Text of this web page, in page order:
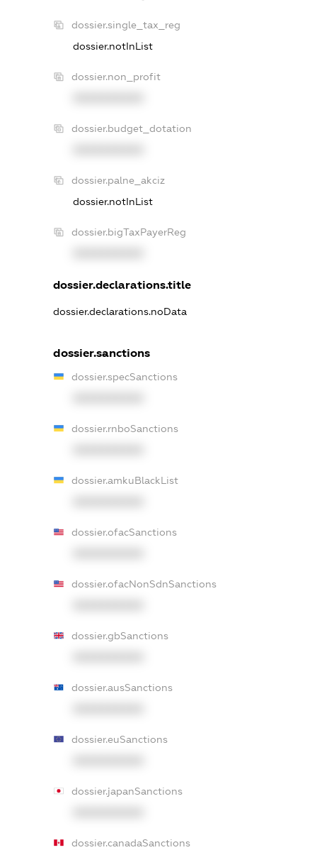
dossier.single_tax_reg
dossier.notInList
dossier.non_profit
dossier.budget_dotation
dossier.palne_akciz
dossier.notInList
dossier.bigTaxPayerReg
dossier.declarations.title
dossier.declarations.noData
dossier.sanctions
dossier.specSanctions
dossier.rnboSanctions
dossier.amkuBlackList
dossier.ofacSanctions
dossier.ofacNonSdnSanctions
dossier.gbSanctions
dossier.ausSanctions
dossier.euSanctions
dossier.japanSanctions
dossier.canadaSanctions